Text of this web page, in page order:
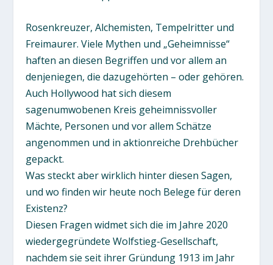
Rosenkreuzer, Alchemisten, Tempelritter und
Freimaurer. Viele Mythen und „Geheimnisse“
haften an diesen Begriffen und vor allem an
denjeniegen, die dazugehörten – oder gehören.
Auch Hollywood hat sich diesem
sagenumwobenen Kreis geheimnissvoller
Mächte, Personen und vor allem Schätze
angenommen und in aktionreiche Drehbücher
gepackt.
Was steckt aber wirklich hinter diesen Sagen,
und wo finden wir heute noch Belege für deren
Existenz?
Diesen Fragen widmet sich die im Jahre 2020
wiedergegründete Wolfstieg-Gesellschaft,
nachdem sie seit ihrer Gründung 1913 im Jahr